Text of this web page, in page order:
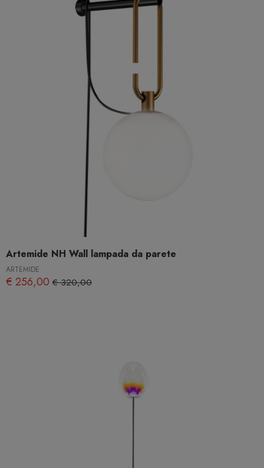
Artemide NH Wall lampada da parete
ARTEMIDE
€ 256,00 € 320,00